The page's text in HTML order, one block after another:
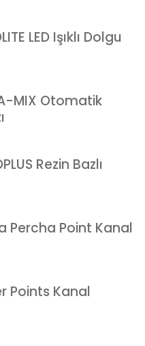
LED Işıklı Dolgu
MIX Otomatik
Rezin Bazlı
Percha Point Kanal
Points Kanal